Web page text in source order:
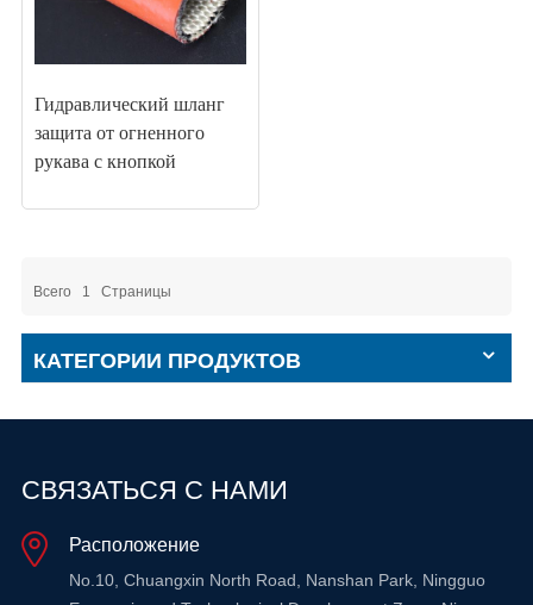
Гидравлический шланг
защита от огненного
рукава с кнопкой
Всего 1 Страницы
КАТЕГОРИИ ПРОДУКТОВ
СВЯЗАТЬСЯ С НАМИ
Расположение
No.10, Chuangxin North Road, Nanshan Park, Ningguo